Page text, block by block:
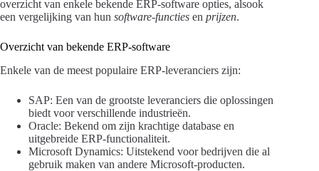
overzicht van enkele bekende ERP-software opties, alsook
een vergelijking van hun software-functies en prijzen.
Overzicht van bekende ERP-software
Enkele van de meest populaire ERP-leveranciers zijn:
SAP: Een van de grootste leveranciers die oplossingen
biedt voor verschillende industrieën.
Oracle: Bekend om zijn krachtige database en
uitgebreide ERP-functionaliteit.
Microsoft Dynamics: Uitstekend voor bedrijven die al
gebruik maken van andere Microsoft-producten.